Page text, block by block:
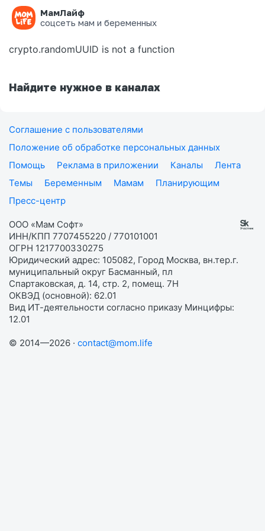
МамЛайф
соцсеть мам и беременных
Ошибка на странице
crypto.randomUUID is not a function
Найдите нужное в каналах
Соглашение с пользователями
Положение об обработке персональных данных
Помощь
Реклама в приложении Каналы
Лента
Темы
Беременным Мамам
Планирующим
Пресс-центр
ООО «Мам Софт»
ИНН/КПП 7707455220 / 770101001
ОГРН 1217700330275
Юридический адрес: 105082, Город Москва, вн.тер.г.
муниципальный округ Басманный, пл
Спартаковская, д. 14, стр. 2, помещ. 7Н
ОКВЭД (основной): 62.01
Вид ИТ-деятельности согласно приказу Минцифры:
12.01
© 2014—2026 · contact@mom.life